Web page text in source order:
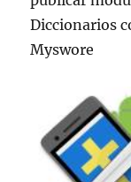
Diccionarios
Myswore